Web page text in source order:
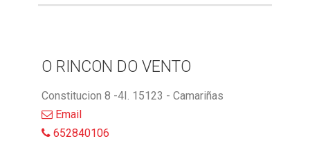
O RINCON DO VENTO
Constitucion 8 -4I. 15123 - Camariñas
Email
652840106